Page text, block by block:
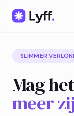
SLIMMER
Mag
meer